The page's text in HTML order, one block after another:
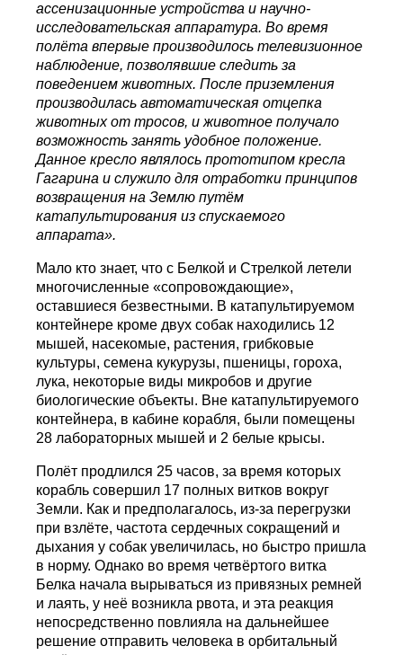
ассенизационные устройства и научно-
исследовательская аппаратура. Во время
полёта впервые производилось телевизионное
наблюдение, позволявшие следить за
поведением животных. После приземления
производилась автоматическая отцепка
животных от тросов, и животное получало
возможность занять удобное положение.
Данное кресло являлось прототипом кресла
Гагарина и служило для отработки принципов
возвращения на Землю путём
катапультирования из спускаемого
аппарата».
Мало кто знает, что с Белкой и Стрелкой летели
многочисленные «сопровождающие»,
оставшиеся безвестными. В катапультируемом
контейнере кроме двух собак находились 12
мышей, насекомые, растения, грибковые
культуры, семена кукурузы, пшеницы, гороха,
лука, некоторые виды микробов и другие
биологические объекты. Вне катапультируемого
контейнера, в кабине корабля, были помещены
28 лабораторных мышей и 2 белые крысы.
Полёт продлился 25 часов, за время которых
корабль совершил 17 полных витков вокруг
Земли. Как и предполагалось, из-за перегрузки
при взлёте, частота сердечных сокращений и
дыхания у собак увеличилась, но быстро пришла
в норму. Однако во время четвёртого витка
Белка начала вырываться из привязных ремней
и лаять, у неё возникла рвота, и эта реакция
непосредственно повлияла на дальнейшее
решение отправить человека в орбитальный